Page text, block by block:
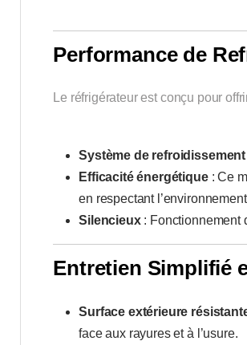
Performance de
Le réfrigérateur est conçu pour
Système de
Efficacité énergétique: Ce
en respectant
Silencieux: Fonctionnement
Entretien Simplifié
Surface extérieure
face aux rayures et à l’usure.